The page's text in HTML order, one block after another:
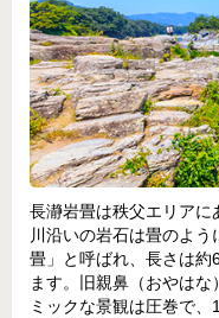
長瀞岩畳は秩父エリア
川沿いの岩石は畳のよ
畳」と呼ばれ、長さは
ます。旧親鼻（おやは
ミックな景観は圧巻で